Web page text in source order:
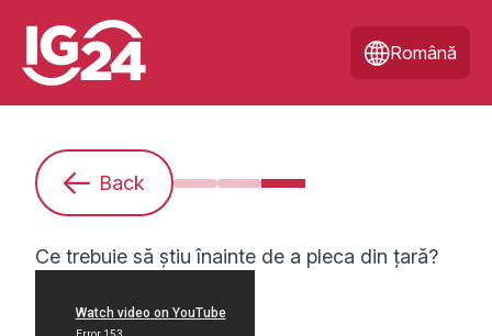
Română
Back Sunt începătoare/începător. Ce
Cum mă pregătesc pentru un
Ce trebuie să știu înainte
Ce trebuie să știu înainte de a pleca din țară?